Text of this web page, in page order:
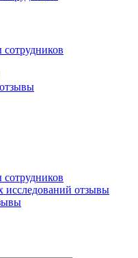
сотрудников
сотрудников
исследований отзывы